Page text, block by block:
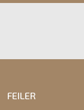
FEILER